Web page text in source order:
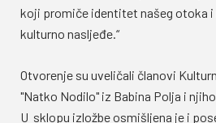
koji promiče identitet našeg otoka i
kulturno nasljeđe.“
Otvorenje su uveličali članovi
"Natko Nodilo" iz Babina Polja i
U sklopu izložbe osmišljena je i